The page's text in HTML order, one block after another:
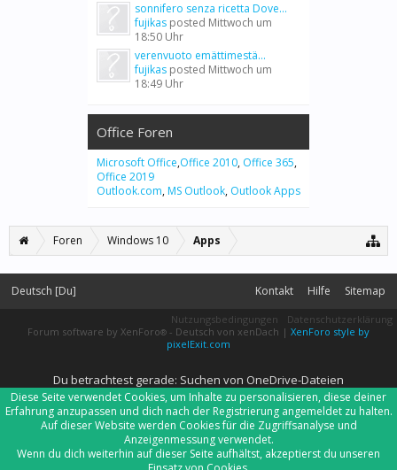
sonnifero senza ricetta Dove...
fujikas posted Mittwoch um
18:50 Uhr
verenvuoto emättimestä...
fujikas posted Mittwoch um
18:49 Uhr
Office Foren
Microsoft Office,Office 2010, Office 365,
Office 2019
Outlook.com, MS Outlook, Outlook Apps
Foren Windows 10 Apps
Deutsch [Du] Kontakt Hilfe Sitemap
Nutzungsbedingungen
Datenschutzerklärung
Forum software by XenForo® - Deutsch von xenDach | XenForo style by
pixelExit.com
Du betrachtest gerade: Suchen von OneDrive-Dateien
Diese Seite verwendet Cookies, um Inhalte zu personalisieren, diese deiner
Erfahrung anzupassen und dich nach der Registrierung angemeldet zu halten.
Auf dieser Website werden Cookies für die Zugriffsanalyse und
Anzeigenmessung verwendet.
Wenn du dich weiterhin auf dieser Seite aufhältst, akzeptierst du unseren